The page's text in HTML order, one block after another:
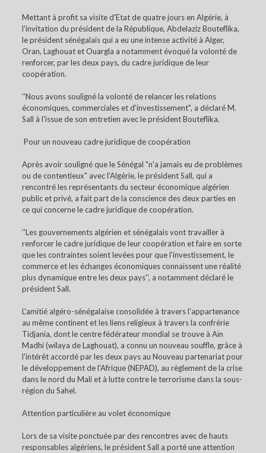
Mettant à profit sa visite d'Etat de quatre jours en Algérie, à
l'invitation du président de la République, Abdelaziz Bouteflika,
le président sénégalais qui a eu une intense activité à Alger,
Oran, Laghouat et Ouargla a notamment évoqué la volonté de
renforcer, par les deux pays, du cadre juridique de leur
coopération.
''Nous avons souligné la volonté de relancer les relations
économiques, commerciales et d'investissement", a déclaré M.
Sall à l'issue de son entretien avec le président Bouteflika.
Pour un nouveau cadre juridique de coopération
Après avoir souligné que le Sénégal "n'a jamais eu de problèmes
ou de contentieux" avec l'Algérie, le président Sall, qui a
rencontré les représentants du secteur économique algérien
public et privé, a fait part de la conscience des deux parties en
ce qui concerne le cadre juridique de coopération.
''Les gouvernements algérien et sénégalais vont travailler à
renforcer le cadre juridique de leur coopération et faire en sorte
que les contraintes soient levées pour que l'investissement, le
commerce et les échanges économiques connaissent une réalité
plus dynamique entre les deux pays'', a notamment déclaré le
président Sall.
L'amitié algéro-sénégalaise consolidée à travers l'appartenance
au même continent et les liens religieux à travers la confrérie
Tidjania, dont le centre fédérateur mondial se trouve à Aïn
Madhi (wilaya de Laghouat), a connu un nouveau souffle, grâce à
l'intérêt accordé par les deux pays au Nouveau partenariat pour
le développement de l'Afrique (NEPAD), au règlement de la crise
dans le nord du Mali et à lutte contre le terrorisme dans la sous-
région du Sahel.
Attention particulière au volet économique
Lors de sa visite ponctuée par des rencontres avec de hauts
responsables algériens, le président Sall a porté une attention